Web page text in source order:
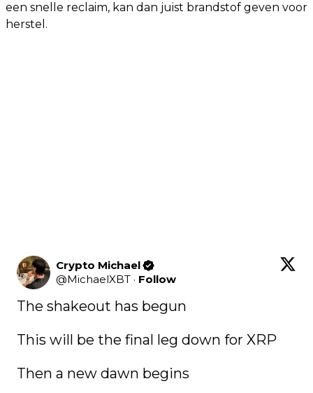
een snelle reclaim, kan dan juist brandstof geven voor
herstel.
Crypto Michael
@MichaelXBT · Follow
The shakeout has begun
This will be the final leg down for XRP
Then a new dawn begins